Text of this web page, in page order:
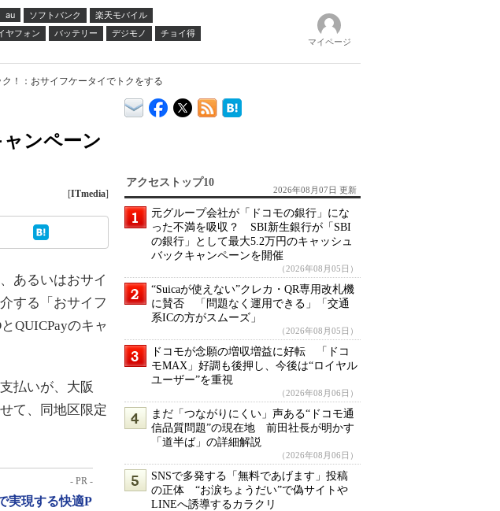
au ソフトバンク
楽天モバイル
ヤフォン バッテリー デジモノ
チョイ得
マイページ
！：おサイフケータイでトクをする
ンペーン
[ITmedia]
あるいはおサイ
する「おサイフ
QUICPayのキャ
払いが、大阪
て、同地区限定
- PR -
実現する快適P
アクセストップ10
2026年08月07日 更新
元グループ会社が「ドコモの銀行」にな
った不満を吸収？ SBI新生銀行が「SBI
の銀行」として最大5.2万円のキャッシュ
バックキャンペーンを開催
（2026年08月05日）
“Suicaが使えない”クレカ・QR専用改札機
に賛否 「問題なく運用できる」「交通
系ICの方がスムーズ」
（2026年08月05日）
ドコモが念願の増収増益に好転 「ドコ
モMAX」好調も後押し、今後は“ロイヤル
ユーザー”を重視
（2026年08月06日）
まだ「つながりにくい」声ある“ドコモ通
信品質問題”の現在地 前田社長が明かす
「道半ば」の詳細解説
（2026年08月06日）
SNSで多発する「無料であげます」投稿
の正体 “お涙ちょうだい”で偽サイトや
LINEへ誘導するカラクリ